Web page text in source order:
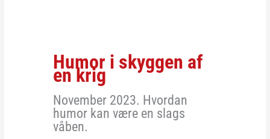
Humor i skyggen af
en krig
November 2023. Hvordan
humor kan være en slags
våben.